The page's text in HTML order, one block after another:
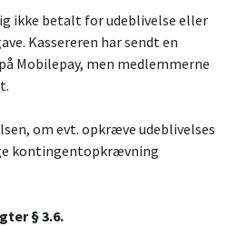
ikke betalt for udeblivelse eller
Kassereren har sendt en
Mobilepay, men medlemmerne
om evt. opkræve udeblivelses
kontingentopkrævning
§ 3.6.